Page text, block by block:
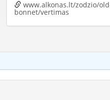
www.alkonas.lt/zodzio/
bonnet/vertimas